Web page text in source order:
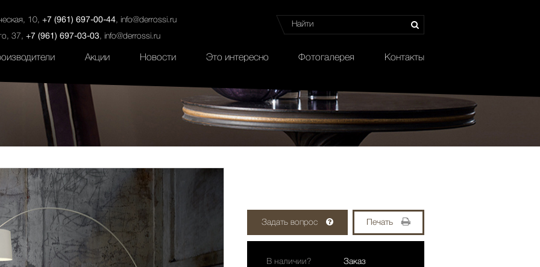
10, +7 (961) 697-00-44, info@derrossi.ru
37, +7 (961) 697-03-03, info@derrossi.ru
Салоны Услуги Наши проекты
Акции Новости Это интересно Фотогалерея Контакты
Задать вопрос Печать
В наличии? Заказ